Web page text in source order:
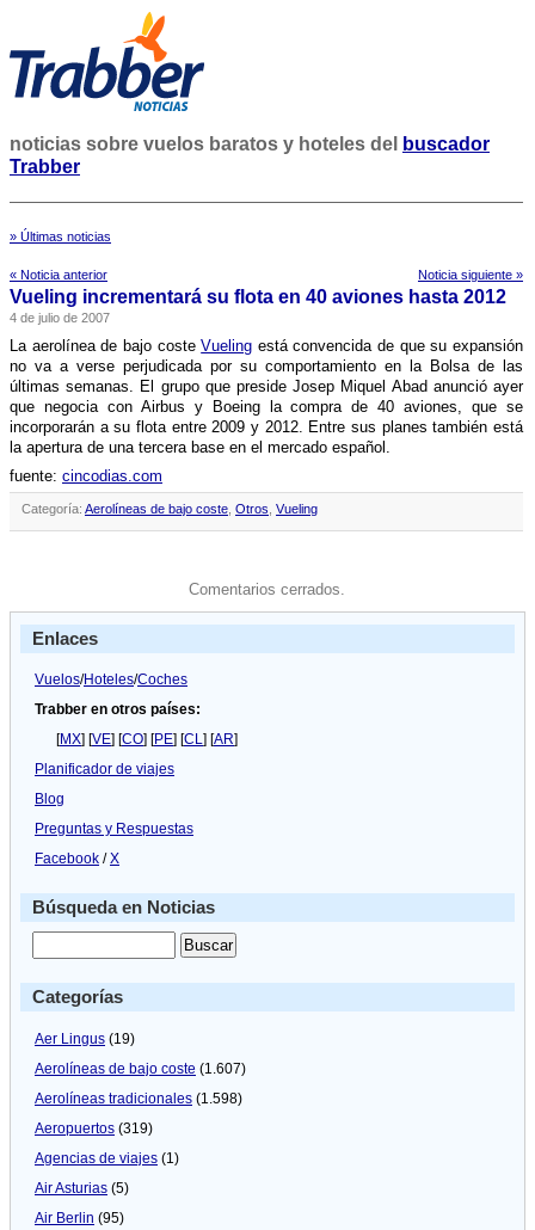
noticias sobre vuelos baratos y hoteles del
buscador
Trabber
» Últimas noticias
« Noticia anterior Noticia siguiente »
Vueling incrementará su flota en 40 aviones hasta 2012
4 de julio de 2007
La aerolí­nea de bajo costeVueling está convencida de que su expansión
no va a verse perjudicada por su comportamiento en la Bolsa de las
últimas semanas. El grupo que preside Josep Miquel Abad anunció ayer
que negocia con Airbus y Boeing la compra de 40 aviones, que se
incorporarán a su flota entre 2009 y 2012. Entre sus planes también está
la apertura de una tercera base en el mercado español.
fuente: cincodias.com
Categoría: Aerolíneas de bajo coste Otros Vueling
Comentarios cerrados.
Enlaces
Vuelos/Hoteles/Coches
Trabber en otros países:
[MX] [VE] [CO] [PE] [CL] [AR]
Planificador de viajes
Blog
Preguntas y Respuestas
Facebook /X
Búsqueda en Noticias
Categorías
Aer Lingus (19)
Aerolíneas de bajo coste (1.607)
Aerolíneas tradicionales (1.598)
Aeropuertos (319)
Agencias de viajes (1)
Air Asturias (5)
Air Berlin (95)